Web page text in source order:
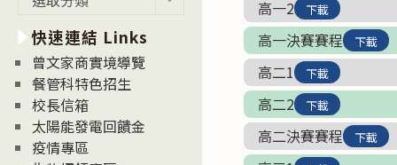
高一2 下載
高一決賽賽程 下載
高二1 下載
高二2 下載
高二決賽賽程 下載
消
息
News
快速連結 Links
曾文家商實境導覽
餐管科特色招生
校長信箱
太陽能發電回饋金
疫情專區